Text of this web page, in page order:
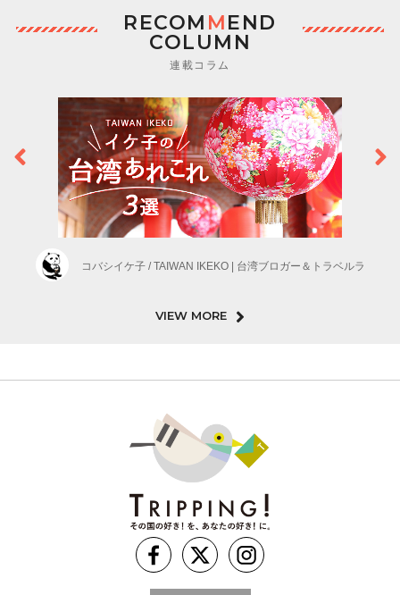
RECOM MEND
COLUMN
連載コラム
コバシイケ子 / TAIWAN IKEKO | 台湾ブロガー＆トラベルラ
VIEW MORE